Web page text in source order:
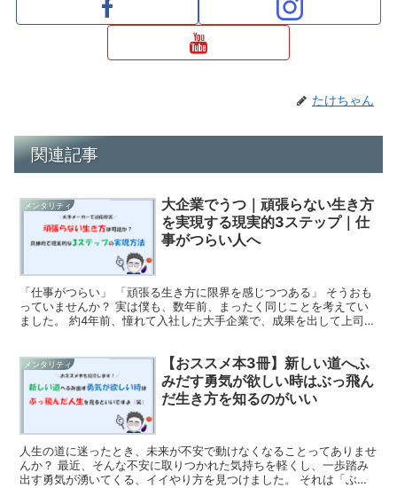
たけちゃん
関連記事
メンタリティ
大企業でうつ｜頑張らない生き方
を実現する現実的3ステップ｜仕
事がつらい人へ
「仕事がつらい」 「頑張る生き方に限界を感じつつある」 そうおも
っていませんか？ 実は僕も、数年前、まったく同じことを考えてい
ました。 約4年前、憧れて入社した大手企業で、成果を出して上司や
メンタリティ
【おススメ本3冊】新しい道へふ
みだす勇気が欲しい時はぶっ飛ん
だ生き方を知るのがいい
人生の道に迷ったとき、未来が不安で動けなくなることってありませ
んか？ 最近、そんな不安に取りつかれた気持ちを軽くし、一歩踏み
出す勇気が湧いてくる、イイやり方を見つけました。 それは「ぶっ